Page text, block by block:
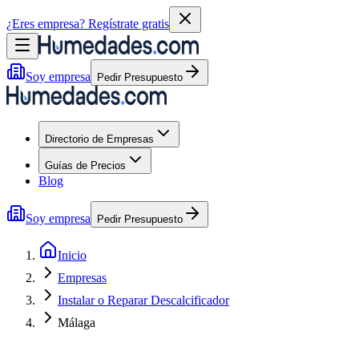
¿Eres empresa? Regístrate gratis
Soy empresa Pedir Presupuesto
Directorio de Empresas
Guías de Precios
Blog
Soy empresa Pedir Presupuesto
Inicio
Empresas
Instalar o Reparar Descalcificador
Málaga